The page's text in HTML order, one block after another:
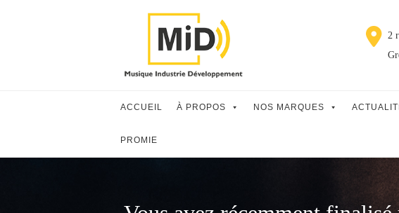
2
ACCUEIL À PROPOS NOS MARQUES
PROMIE